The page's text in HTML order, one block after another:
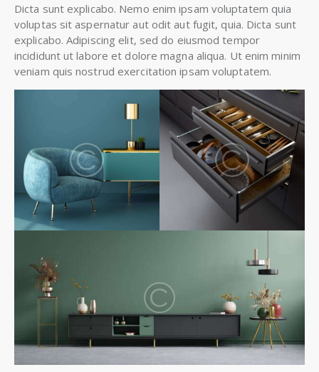
Dicta sunt explicabo. Nemo enim ipsam voluptatem quia
voluptas sit aspernatur aut odit aut fugit, quia. Dicta sunt
explicabo. Adipiscing elit, sed do eiusmod tempor
incididunt ut labore et dolore magna aliqua. Ut enim minim
veniam quis nostrud exercitation ipsam voluptatem.